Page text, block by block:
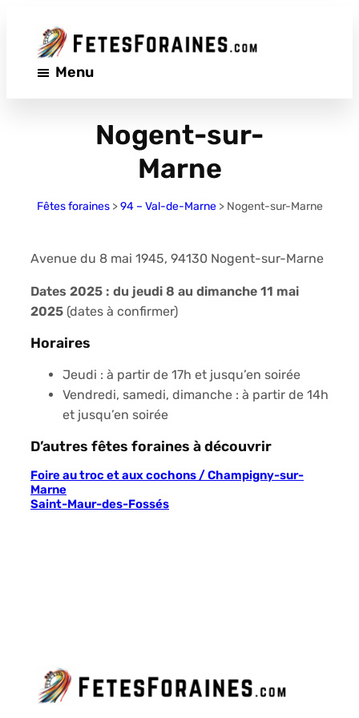
contenu
Menu
Nogent-sur-
Marne
Fêtes foraines>94 – Val-de-Marne> Nogent-sur-Marne
Avenue du 8 mai 1945, 94130 Nogent-sur-Marne
Dates 2025 : du jeudi 8 au dimanche 11 mai
2025 (dates à confirmer)
Horaires
Jeudi : à partir de 17h et jusqu’en soirée
Vendredi, samedi, dimanche : à partir de 14h
et jusqu’en soirée
D’autres fêtes foraines à découvrir
Foire au troc et aux cochons / Champigny-sur-
Marne
Saint-Maur-des-Fossés